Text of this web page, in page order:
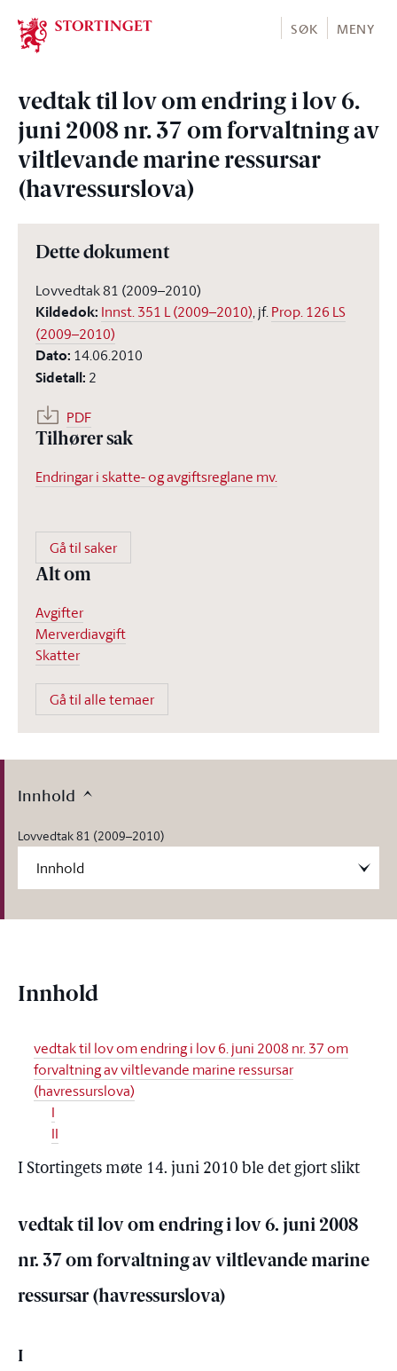
Stortinget.no
SØK MENY
vedtak til lov om endring i lov 6.
juni 2008 nr. 37 om forvaltning av
viltlevande marine ressursar
(havressurslova)
Dette dokument
Lovvedtak 81 (2009–2010)
Kildedok: Innst. 351 L (2009–2010), jf.Prop. 126 LS
(2009–2010)
Dato: 14.06.2010
Sidetall: 2
PDF
Tilhører sak
Endringar i skatte- og avgiftsreglane mv.
Gå til saker
Alt om
Avgifter
Merverdiavgift
Skatter
Gå til alle temaer
Innhold
Lovvedtak 81 (2009–2010)
Innhold
vedtak til lov om endring i lov 6. juni 2008 nr. 37 om
forvaltning av viltlevande marine ressursar
(havressurslova)
I
II
I Stortingets møte 14. juni 2010 ble det gjort slikt
vedtak til lov om endring i lov 6. juni 2008
nr. 37 om forvaltning av viltlevande marine
ressursar (havressurslova)
I